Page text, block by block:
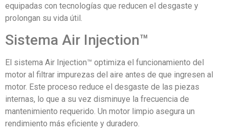
equipadas con tecnologías que reducen el desgaste y
prolongan su vida útil.
Sistema Air Injection™
El sistema Air Injection™ optimiza el funcionamiento del
motor al filtrar impurezas del aire antes de que ingresen al
motor. Este proceso reduce el desgaste de las piezas
internas, lo que a su vez disminuye la frecuencia de
mantenimiento requerido. Un motor limpio asegura un
rendimiento más eficiente y duradero.